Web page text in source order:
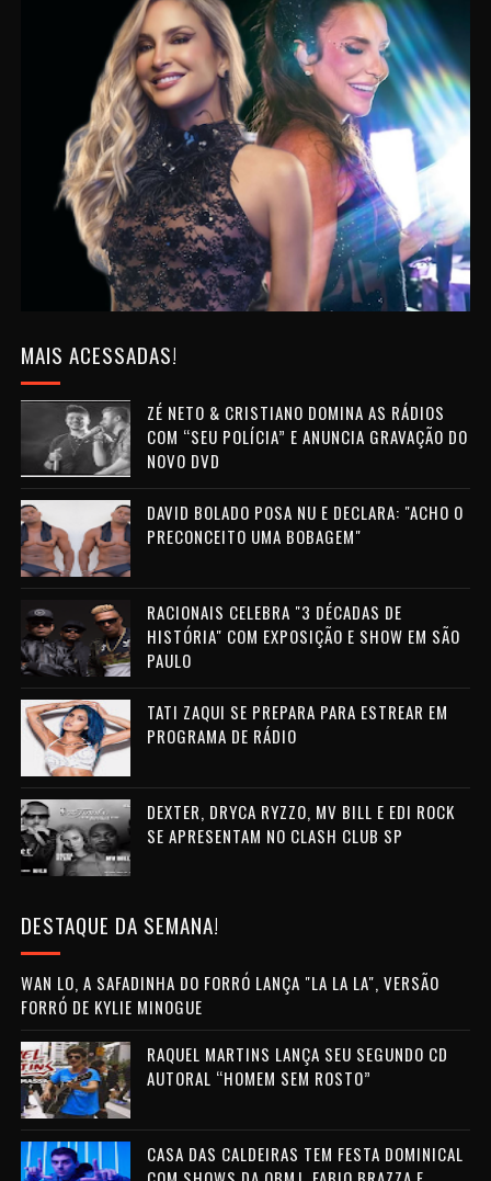
MAIS ACESSADAS!
ZÉ NETO & CRISTIANO DOMINA AS RÁDIOS
COM “SEU POLÍCIA” E ANUNCIA GRAVAÇÃO DO
NOVO DVD
DAVID BOLADO POSA NU E DECLARA: "ACHO O
PRECONCEITO UMA BOBAGEM"
RACIONAIS CELEBRA "3 DÉCADAS DE
HISTÓRIA" COM EXPOSIÇÃO E SHOW EM SÃO
PAULO
TATI ZAQUI SE PREPARA PARA ESTREAR EM
PROGRAMA DE RÁDIO
DEXTER, DRYCA RYZZO, MV BILL E EDI ROCK
SE APRESENTAM NO CLASH CLUB SP
DESTAQUE DA SEMANA!
WAN LO, A SAFADINHA DO FORRÓ LANÇA "LA LA LA", VERSÃO
FORRÓ DE KYLIE MINOGUE
RAQUEL MARTINS LANÇA SEU SEGUNDO CD
AUTORAL “HOMEM SEM ROSTO”
CASA DAS CALDEIRAS TEM FESTA DOMINICAL